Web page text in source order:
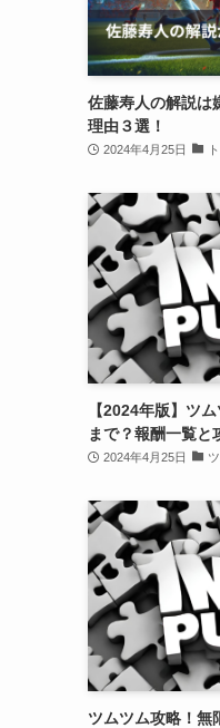
佐藤寿人の解説は
理由３選！
2024年4月25日
【2024年版】ツ
まで？報酬一覧と
2024年4月25日
ツムツム攻略！無